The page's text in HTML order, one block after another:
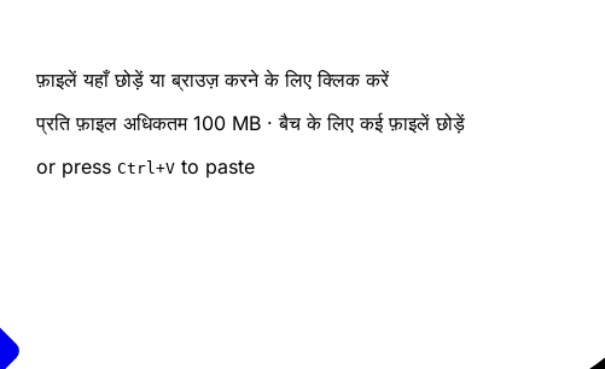
फ़ाइलें यहाँ छोड़ें या ब्राउज़ करने के लिए क्लिक करें
प्रति फ़ाइल अधिकतम 100 MB · बैच के लिए कई फ़ाइलें छोड़ें
or press Ctrl +V to paste